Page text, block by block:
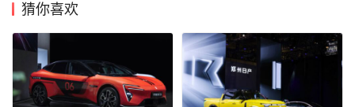
猜你喜欢